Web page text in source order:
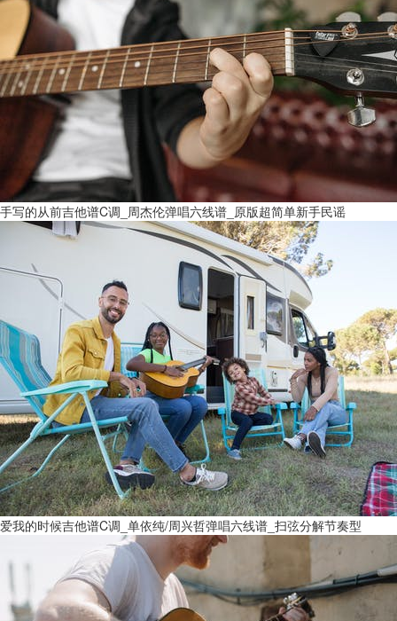
手写的从前吉他谱C调_周杰伦弹唱六线谱_原版超简单新手民谣
爱我的时候吉他谱C调_单依纯/周兴哲弹唱六线谱_扫弦分解节奏型